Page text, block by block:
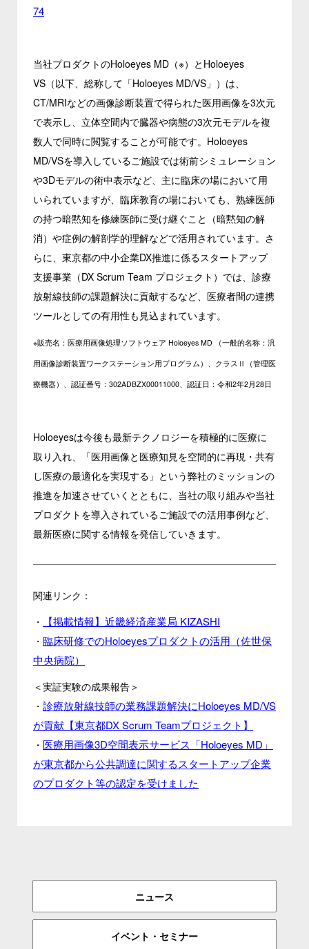
ニュース
イベント・セミナー
74
当社プロダクトのHoloeyes MD（※）とHoloeyes
VS（以下、総称して「Holoeyes MD/VS」）は、
CT/MRIなどの画像診断装置で得られた医用画像を3次元
で表示し、立体空間内で臓器や病態の3次元モデルを複
数人で同時に閲覧することが可能です。Holoeyes
MD/VSを導入しているご施設では術前シミュレーション
や3Dモデルの術中表示など、主に臨床の場において用
いられていますが、臨床教育の場においても、熟練医師
の持つ暗黙知を修練医師に受け継ぐこと（暗黙知の解
消）や症例の解剖学的理解などで活用されています。さ
らに、東京都の中小企業DX推進に係るスタートアップ
支援事業（DX Scrum Team プロジェクト）では、診療
放射線技師の課題解決に貢献するなど、医療者間の連携
ツールとしての有用性も見込まれています。
※販売名：医療用画像処理ソフトウェア Holoeyes MD （一般的名称：汎
用画像診断装置ワークステーション用プログラム）、クラスⅡ（管理医
療機器）、認証番号：302ADBZX00011000、認証日：令和2年2月28日
Holoeyesは今後も最新テクノロジーを積極的に医療に
取り入れ、「医用画像と医療知見を空間的に再現・共有
し医療の最適化を実現する」という弊社のミッションの
推進を加速させていくとともに、当社の取り組みや当社
プロダクトを導入されているご施設での活用事例など、
最新医療に関する情報を発信していきます。
関連リンク：
・
【掲載情報】近畿経済産業局 KIZASHI
・ 臨床研修でのHoloeyesプロダクトの活用（佐世保
中央病院）
＜実証実験の成果報告＞
・ 診療放射線技師の業務課題解決にHoloeyes MD/VS
が貢献【東京都DX Scrum Teamプロジェクト】
・ 医療用画像3D空間表示サービス「Holoeyes MD」
が東京都から公共調達に関するスタートアップ企業
のプロダクト等の認定を受けました